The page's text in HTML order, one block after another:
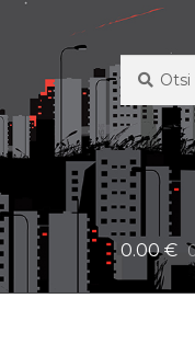
Otsi:
Otsi
0.00€